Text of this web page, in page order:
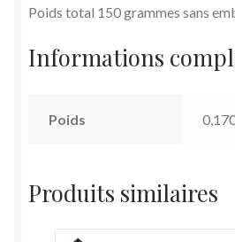
Poids total 150 grammes sans
Informations
Poids
Produits similaires